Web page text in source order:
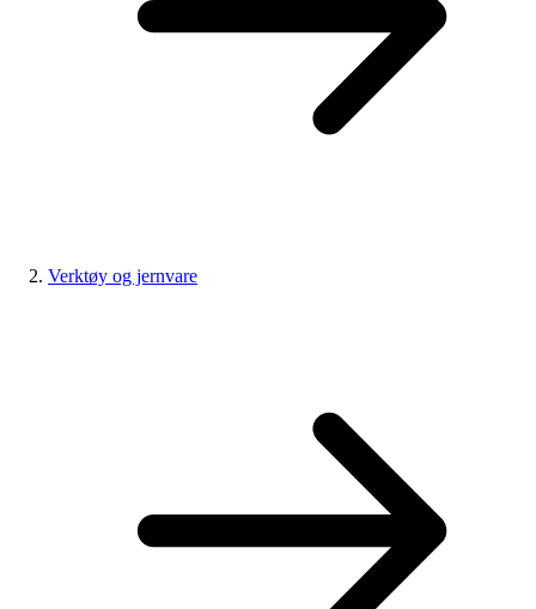
Verktøy og jernvare